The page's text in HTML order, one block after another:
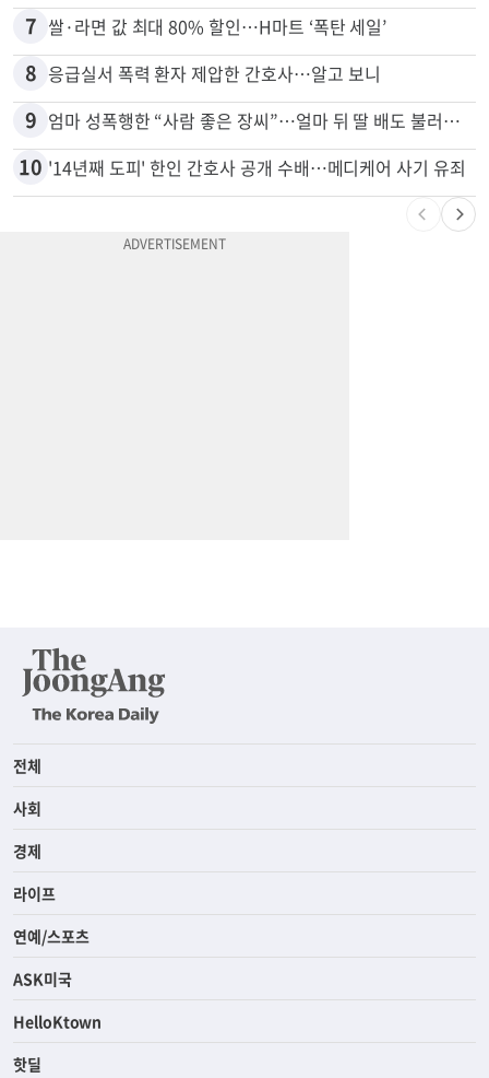
7 쌀·라면 값 최대 80% 할인…H마트 ‘폭탄 세일’
8 응급실서 폭력 환자 제압한 간호사…알고 보니
9 엄마 성폭행한 “사람 좋은 장씨”…얼마 뒤 딸 배도 불러왔다
10 '14년째 도피' 한인 간호사 공개 수배…메디케어 사기 유죄
전체
사회
경제
라이프
연예/스포츠
ASK미국
HelloKtown
핫딜